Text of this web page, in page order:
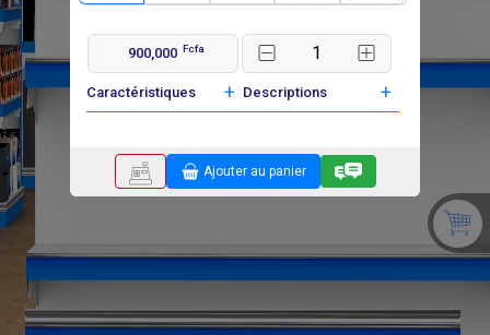
900,000 Fcfa
Caractéristiques + Descriptions +
Ajouter au panier